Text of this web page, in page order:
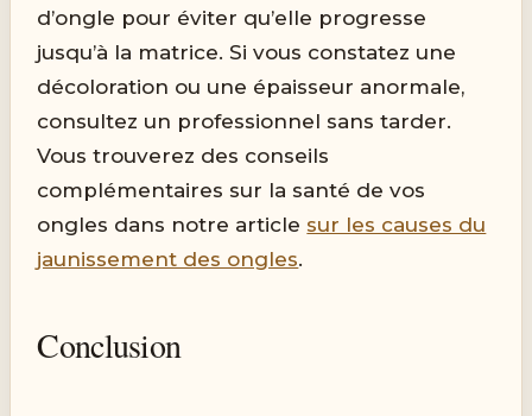
d’ongle pour éviter qu’elle progresse
jusqu’à la matrice. Si vous constatez une
décoloration ou une épaisseur anormale,
consultez un professionnel sans tarder.
Vous trouverez des conseils
complémentaires sur la santé de vos
ongles dans notre article sur les causes du
jaunissement des ongles.
Conclusion